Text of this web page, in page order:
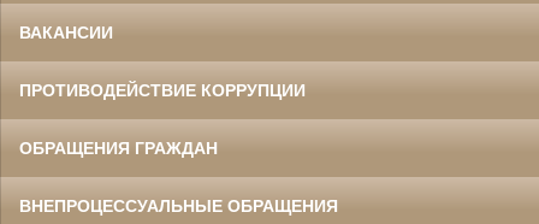
ВАКАНСИИ
ПРОТИВОДЕЙСТВИЕ КОРРУПЦИИ
ОБРАЩЕНИЯ ГРАЖДАН
ВНЕПРОЦЕССУАЛЬНЫЕ ОБРАЩЕНИЯ